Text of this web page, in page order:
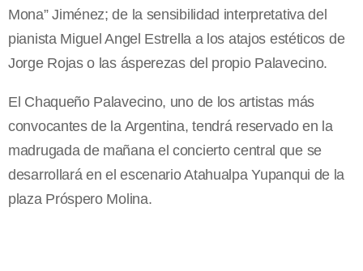
Mona” Jiménez; de la sensibilidad interpretativa del
pianista Miguel Angel Estrella a los atajos estéticos de
Jorge Rojas o las ásperezas del propio Palavecino.
El Chaqueño Palavecino, uno de los artistas más
convocantes de la Argentina, tendrá reservado en la
madrugada de mañana el concierto central que se
desarrollará en el escenario Atahualpa Yupanqui de la
plaza Próspero Molina.